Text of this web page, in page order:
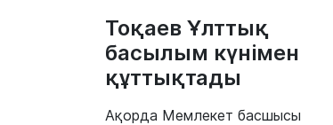
Тоқаев Ұлттық
басылым күнімен
құттықтады
Ақорда Мемлекет басшысы